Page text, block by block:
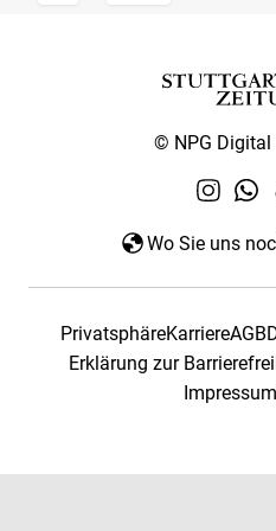
© NPG Digital
Wo Sie uns
PrivatsphäreKarriereAGB
Erklärung zur
Impressum